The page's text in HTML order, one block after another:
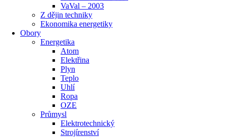
VaVal – 2003
Z dějin techniky
Ekonomika energetiky
Obory
Energetika
Atom
Elektřina
Plyn
Teplo
Uhlí
Ropa
OZE
Průmysl
Elektrotechnický
Strojírenství